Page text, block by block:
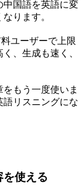
中国語を英語に変
ります。
ユーザーで上限
、生成も速く、
もう一度使いま
語リスニングにな
を使える